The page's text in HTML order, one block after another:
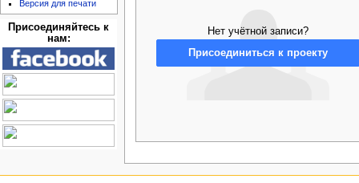
Нет учётной записи?
Присоединиться к проекту
Версия для печати
Присоединяйтесь к
нам: